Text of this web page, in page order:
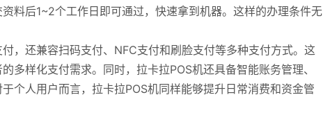
料后1~2个工作日即可通过，快速拿到机器。这样的办理条件无
，还兼容扫码支付、NFC支付和刷脸支付等多种支付方式。这
多样化支付需求。同时，拉卡拉POS机还具备智能账务管理、
个人用户而言，拉卡拉POS机同样能够提升日常消费和资金管